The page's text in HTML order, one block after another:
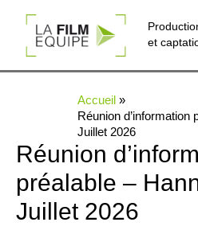
et
Accueil
Réunion d’information
Juillet 2026
Réunion
préalable –
Juillet 2026